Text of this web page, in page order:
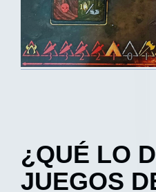
¿QUÉ LO
JUEGOS